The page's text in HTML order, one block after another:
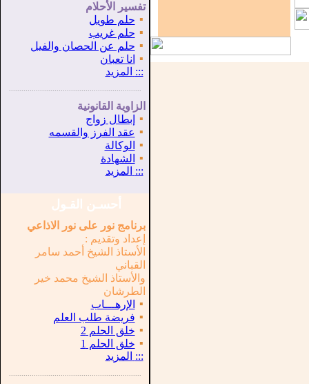
تفسير الأحلام
▪ حلم طويل
▪ حلم غريب
▪ حلم عن الحصان والفيل
▪
انا تعبان
::: المزيد
الزاوية القانونية
▪
إبطال زواج
▪ عقد الفرز والقسمه
▪
الوكالة
▪
الشهادة
::: المزيد
أحسـن القـول
برنامج نور على نور الاذاعي
إعداد وتقديم :
الأستاذ الشيخ أحمد سامر
القباني
والأستاذ الشيخ محمد خير
الطرشان
▪
الإرهـــاب
▪ فريضة طلب العلم
▪ خلق الحلم 2
▪ خلق الحلم 1
::: المزيد